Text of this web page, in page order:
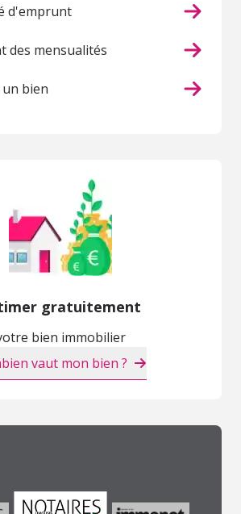
d'emprunt
des mensualités
bien
gratuitement
bien immobilier
vaut mon bien ?